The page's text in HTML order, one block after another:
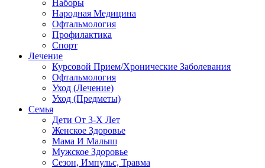
Наборы
Народная Медицина
Офтальмология
Профилактика
Спорт
Лечение
Курсовой Прием/Хронические Заболевания
Офтальмология
Уход (Лечение)
Уход (Предметы)
Семья
Дети От 3-Х Лет
Женское Здоровье
Мама И Малыш
Мужское Здоровье
Сезон, Импульс, Травма